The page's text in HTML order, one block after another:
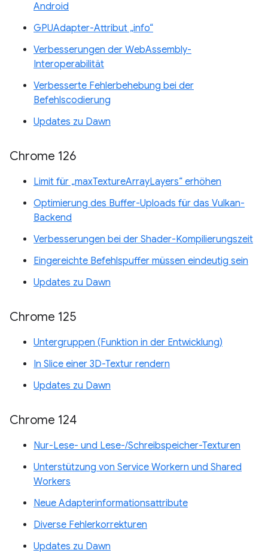
Android
GPUAdapter-Attribut „info“
Verbesserungen der WebAssembly-
Interoperabilität
Verbesserte Fehlerbehebung bei der
Befehlscodierung
Updates zu Dawn
Chrome 126
Limit für „maxTextureArrayLayers“ erhöhen
Optimierung des Buffer-Uploads für das Vulkan-
Backend
Verbesserungen bei der Shader-Kompilierungszeit
Eingereichte Befehlspuffer müssen eindeutig sein
Updates zu Dawn
Chrome 125
Untergruppen (Funktion in der Entwicklung)
In Slice einer 3D-Textur rendern
Updates zu Dawn
Chrome 124
Nur-Lese- und Lese-/Schreibspeicher-Texturen
Unterstützung von Service Workern und Shared
Workers
Neue Adapterinformationsattribute
Diverse Fehlerkorrekturen
Updates zu Dawn